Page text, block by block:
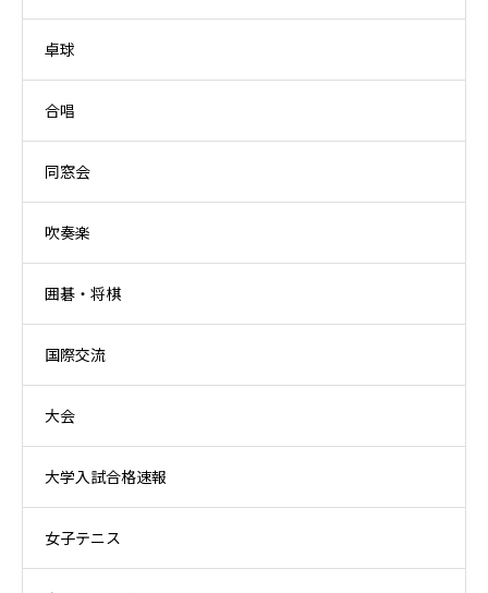
卓球
合唱
同窓会
吹奏楽
囲碁・将棋
国際交流
大会
大学入試合格速報
女子テニス